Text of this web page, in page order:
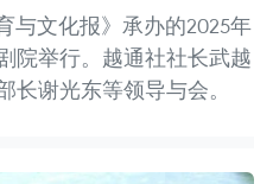
与文化报》承办的2025年
院举行。越通社社长武越
长谢光东等领导与会。